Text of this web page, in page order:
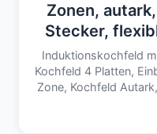
Zonen,
Stecker,
Induktionskochfeld
Kochfeld 4 Platten,
Zone, Kochfeld